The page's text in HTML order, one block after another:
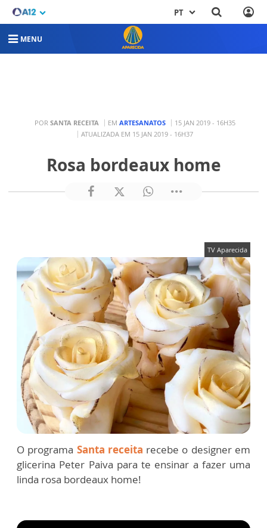
PT
MENU
POR SANTA RECEITA EM ARTESANATOS
15 JAN 2019 - 16H35
ATUALIZADA EM 15 JAN 2019 - 16H37
Rosa bordeaux home
TV Aparecida
O programa Santa receita recebe o designer em
glicerina Peter Paiva para te ensinar a fazer uma
linda rosa bordeaux home!